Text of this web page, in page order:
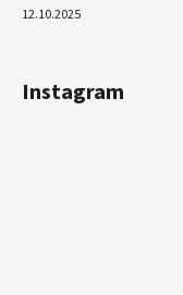
12.10.2025
Instagram